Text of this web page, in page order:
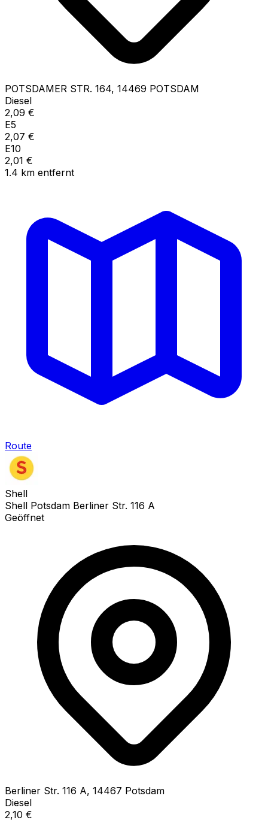
POTSDAMER STR. 164, 14469 POTSDAM
Diesel
2,09 €
E5
2,07 €
E10
2,01 €
1.4 km entfernt
Route
Shell
Shell Potsdam Berliner Str. 116 A
Geöffnet
Berliner Str. 116 A, 14467 Potsdam
Diesel
2,10 €